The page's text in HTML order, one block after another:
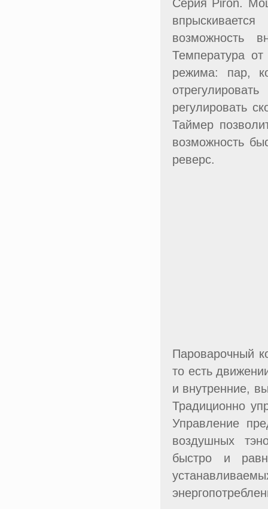
Серия Piron.
возможность
Температура
режима: пар,
регулировать
Таймер
возможность
реверс.
Пароварочный
то есть
и внутренние,
Традиционно
Управление
воздушных
быстро и